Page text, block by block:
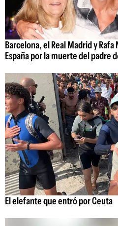
Barcelona, el Real Madrid y
España por la muerte del padre
El elefante que entró por Ceuta